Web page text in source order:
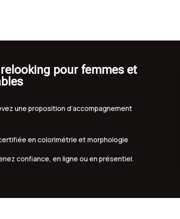
pour femmes et
une proposition d’accompagnement
en colorimétrie et morphologie
confiance, en ligne ou en présentiel.